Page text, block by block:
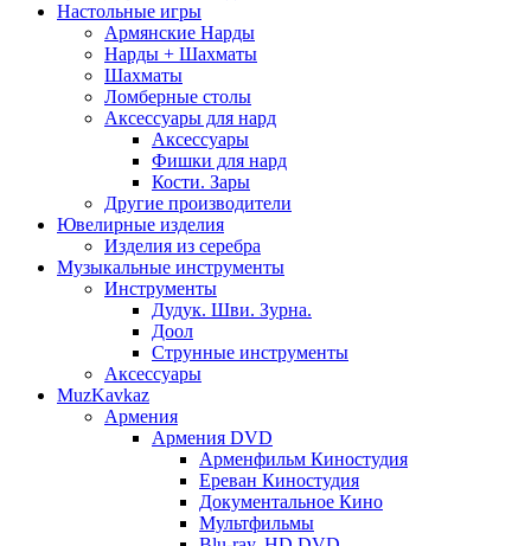
Настольные игры
Армянские Нарды
Нарды + Шахматы
Шахматы
Ломберные столы
Аксессуары для нард
Аксессуары
Фишки для нард
Кости. Зары
Другие производители
Ювелирные изделия
Изделия из серебра
Музыкальные инструменты
Инструменты
Дудук. Шви. Зурна.
Доол
Струнные инструменты
Аксессуары
MuzKavkaz
Армения
Армения DVD
Арменфильм Киностудия
Ереван Киностудия
Документальное Кино
Мультфильмы